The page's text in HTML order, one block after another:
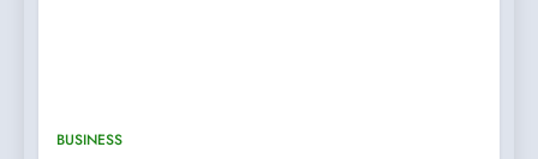
BUSINESS